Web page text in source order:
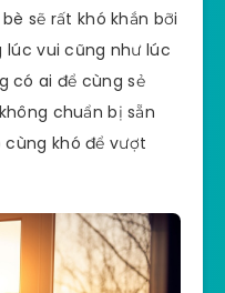
sẽ rất khó khắn bỡi
lúc vui cũng như lúc
có ai để cùng sẻ
chuẩn bị sẵn
cùng khó để vượt